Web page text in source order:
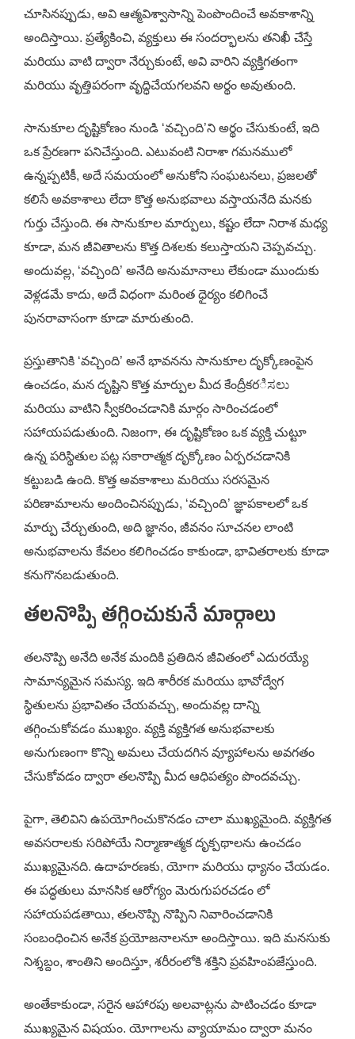
చూసినప్పుడు, అవి ఆత్మవిశ్వాసాన్ని పెంపొందించే అవకాశాన్ని
అందిస్తాయి. ప్రత్యేకించి, వ్యక్తులు ఈ సందర్భాలను తనిఖీ చేస్తే
మరియు వాటి ద్వారా నేర్చుకుంటే, అవి వారిని వ్యక్తిగతంగా
మరియు వృత్తిపరంగా వృద్ధిచేయగలవని అర్థం అవుతుంది.
సానుకూల దృష్టికోణం నుండి ‘వచ్చింది’ని అర్థం చేసుకుంటే, ఇది
ఒక ప్రేరణగా పనిచేస్తుంది. ఎటువంటి నిరాశా గమనములో
ఉన్నప్పటికీ, అదే సమయంలో అనుకోని సంఘటనలు, ప్రజలతో
కలిసే అవకాశాలు లేదా కొత్త అనుభవాలు వస్తాయనేది మనకు
గుర్తు చేస్తుంది. ఈ సానుకూల మార్పులు, కష్టం లేదా నిరాశ మధ్య
కూడా, మన జీవితాలను కొత్త దిశలకు కలుస్తాయని చెప్పవచ్చు.
అందువల్ల, ‘వచ్చింది’ అనేది అనుమానాలు లేకుండా ముందుకు
వెళ్లడమే కాదు, అదే విధంగా మరింత ధైర్యం కలిగించే
పునరావాసంగా కూడా మారుతుంది.
ప్రస్తుతానికి ‘వచ్చింది’ అనే భావనను సానుకూల దృక్కోణంపైన
ఉంచడం, మన దృష్టిని కొత్త మార్పుల మీద కేంద్రీకరಿಸಲು
మరియు వాటిని స్వీకరించడానికి మార్గం సారించడంలో
సహాయపడుతుంది. నిజంగా, ఈ దృష్టికోణం ఒక వ్యక్తి చుట్టూ
ఉన్న పరిస్థితుల పట్ల సకారాత్మక దృక్కోణం ఏర్పరచడానికి
కట్టుబడి ఉంది. కొత్త అవకాశాలు మరియు సరసమైన
పరిణామాలను అందించినప్పుడు, ‘వచ్చింది’ జ్ఞాపకాలలో ఒక
మార్పు చేర్చుతుంది, అది జ్ఞానం, జీవనం సూచనల లాంటి
అనుభవాలను కేవలం కలిగించడం కాకుండా, భావితరాలకు కూడా
కనుగొనబడుతుంది.
తలనొప్పి తగ్గించుకునే మార్గాలు
తలనొప్పి అనేది అనేక మందికి ప్రతిదిన జీవితంలో ఎదురయ్యే
సామాన్యమైన సమస్య. ఇది శారీరక మరియు భావోద్వేగ
స్థితులను ప్రభావితం చేయవచ్చు, అందువల్ల దాన్ని
తగ్గించుకోవడం ముఖ్యం. వ్యక్తి వ్యక్తిగత అనుభవాలకు
అనుగుణంగా కొన్ని అమలు చేయదగిన వ్యూహాలను అవగతం
చేసుకోవడం ద్వారా తలనొప్పి మీద ఆధిపత్యం పొందవచ్చు.
పైగా, తెలివిని ఉపయోగించుకొనడం చాలా ముఖ్యమైంది. వ్యక్తిగత
అవసరాలకు సరిపోయే నిర్మాణాత్మక దృక్పథాలను ఉంచడం
ముఖ్యమైనది. ఉదాహరణకు, యోగా మరియు ధ్యానం చేయడం.
ఈ పద్ధతులు మానసిక ఆరోగ్యం మెరుగుపరచడం లో
సహాయపడతాయి, తలనొప్పి నొప్పిని నివారించడానికి
సంబంధించిన అనేక ప్రయోజనాలనూ అందిస్తాయి. ఇది మనసుకు
నిశ్శబ్దం, శాంతిని అందిస్తూ, శరీరంలోకి శక్తిని ప్రవహింపజేస్తుంది.
అంతేకాకుండా, సరైన ఆహారపు అలవాట్లను పాటించడం కూడా
ముఖ్యమైన విషయం. యోగాలను వ్యాయామం ద్వారా మనం